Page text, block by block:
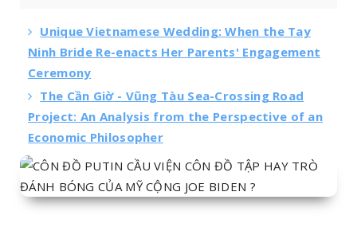
Unique Vietnamese Wedding: When the Tay
Ninh Bride Re-enacts Her Parents' Engagement
Ceremony
The Cần Giờ - Vũng Tàu Sea-Crossing Road
Project: An Analysis from the Perspective of an
Economic Philosopher